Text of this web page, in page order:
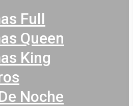
Full
Queen
King
Noche